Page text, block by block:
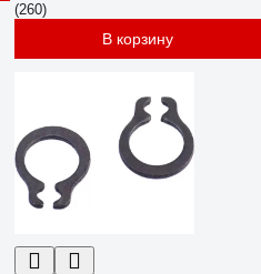
(260)
В корзину